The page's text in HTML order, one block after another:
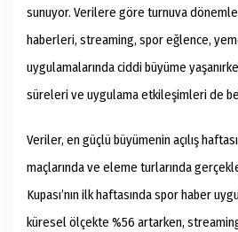
sunuyor. Verilere göre turnuva
haberleri, streaming, spor eğlence,
uygulamalarında ciddi büyüme
süreleri ve uygulama etkileşimleri de
Veriler, en güçlü büyümenin açılış
maçlarında ve eleme turlarında
Kupası’nın ilk haftasında spor haber
küresel ölçekte %56 artarken,